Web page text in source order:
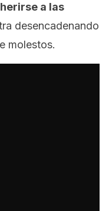
a las
desencadenando
molestos.